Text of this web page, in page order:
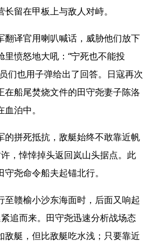
留在甲板上与敌人对峙。
翻译官用喇叭喊话，威胁他们放下
里愤怒地大吼：“宁死也不能投
们也用子弹给出了回答。日寇再次
在船尾焚烧文件的田守尧妻子陈洛
泊中。
的拼死抵抗，敌艇始终不敢靠近帆
，悻悻掉头返回岚山头据点。此
尧命令船夫起锚北行。
至赣榆小沙东海面时，后面又响起
追而来。田守尧迅速分析战场态
敌艇，但比敌艇吃水浅；只要靠近